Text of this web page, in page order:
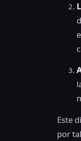
Este
por